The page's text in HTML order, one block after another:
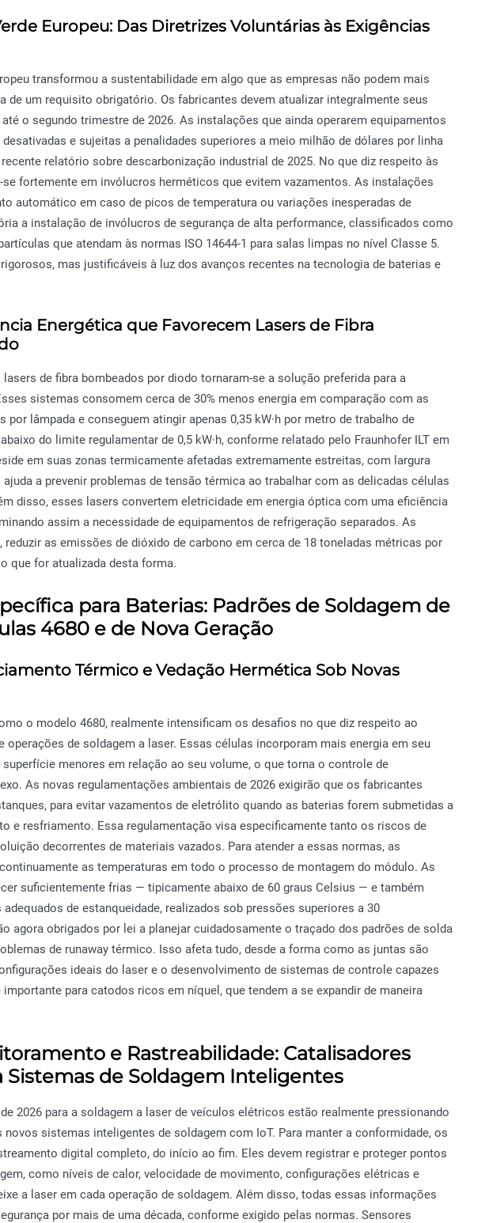
Europeu: Das Diretrizes Voluntárias às Exigências
transformou a sustentabilidade em algo que as empresas não podem mais
de um requisito obrigatório. Os fabricantes devem atualizar integralmente seus
o segundo trimestre de 2026. As instalações que ainda operarem equipamentos
e sujeitas a penalidades superiores a meio milhão de dólares por linha
relatório sobre descarbonização industrial de 2025. No que diz respeito às
fortemente em invólucros herméticos que evitem vazamentos. As instalações
automático em caso de picos de temperatura ou variações inesperadas de
a instalação de invólucros de segurança de alta performance, classificados como
que atendam às normas ISO 14644-1 para salas limpas no nível Classe 5.
mas justificáveis à luz dos avanços recentes na tecnologia de baterias e
Energética que Favorecem Lasers de Fibra
de fibra bombeados por diodo tornaram-se a solução preferida para a
sistemas consomem cerca de 30% menos energia em comparação com as
lâmpada e conseguem atingir apenas 0,35 kW·h por metro de trabalho de
do limite regulamentar de 0,5 kW·h, conforme relatado pelo Fraunhofer ILT em
em suas zonas termicamente afetadas extremamente estreitas, com largura
a prevenir problemas de tensão térmica ao trabalhar com as delicadas células
disso, esses lasers convertem eletricidade em energia óptica com uma eficiência
assim a necessidade de equipamentos de refrigeração separados. As
reduzir as emissões de dióxido de carbono em cerca de 18 toneladas métricas por
que for atualizada desta forma.
para Baterias: Padrões de Soldagem de
4680 e de Nova Geração
Térmico e Vedação Hermética Sob Novas
o modelo 4680, realmente intensificam os desafios no que diz respeito ao
operações de soldagem a laser. Essas células incorporam mais energia em seu
menores em relação ao seu volume, o que torna o controle de
As novas regulamentações ambientais de 2026 exigirão que os fabricantes
para evitar vazamentos de eletrólito quando as baterias forem submetidas a
e resfriamento. Essa regulamentação visa especificamente tanto os riscos de
decorrentes de materiais vazados. Para atender a essas normas, as
as temperaturas em todo o processo de montagem do módulo. As
suficientemente frias — tipicamente abaixo de 60 graus Celsius — e também
de estanqueidade, realizados sob pressões superiores a 30
agora obrigados por lei a planejar cuidadosamente o traçado dos padrões de solda
de runaway térmico. Isso afeta tudo, desde a forma como as juntas são
ideais do laser e o desenvolvimento de sistemas de controle capazes
para catodos ricos em níquel, que tendem a se expandir de maneira
e Rastreabilidade: Catalisadores
Sistemas de Soldagem Inteligentes
2026 para a soldagem a laser de veículos elétricos estão realmente pressionando
sistemas inteligentes de soldagem com IoT. Para manter a conformidade, os
digital completo, do início ao fim. Eles devem registrar e proteger pontos
como níveis de calor, velocidade de movimento, configurações elétricas e
a laser em cada operação de soldagem. Além disso, todas essas informações
por mais de uma década, conforme exigido pelas normas. Sensores